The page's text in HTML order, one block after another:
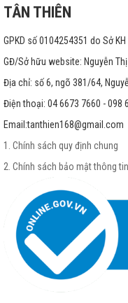
TÂN THIÊN
GPKD số 0104254351 do Sở
GĐ/Sở hữu website: Nguyễn Thị
Địa chỉ: số 6, ngõ 381/64,
Điện thoại: 04 6673 7660 - 098
Email:tanthien168@gmail.com
1. Chính sách quy định chung
2. Chính sách bảo mật thông tin